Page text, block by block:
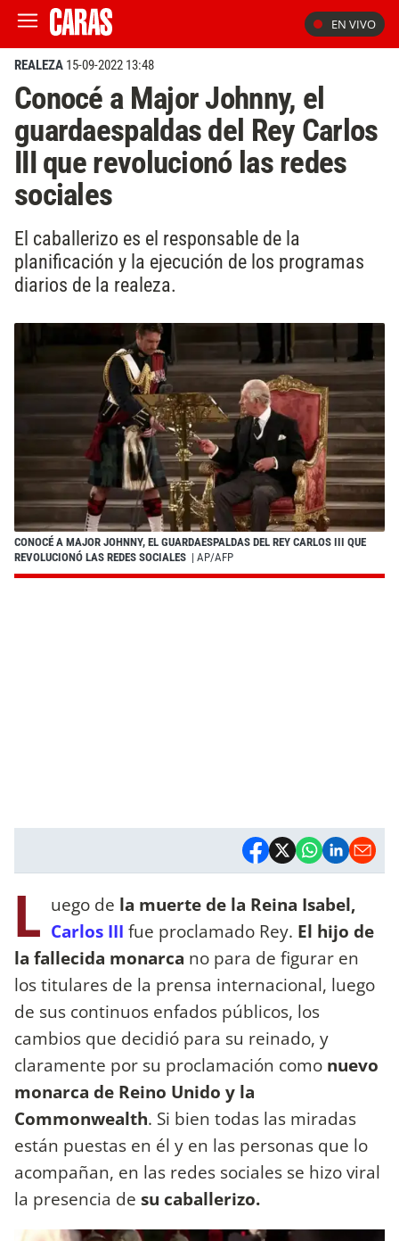
EN VIVO
REALEZA 15-09-2022 13:48
Conocé a Major Johnny, el
guardaespaldas del Rey Carlos
III que revolucionó las redes
sociales
El caballerizo es el responsable de la
planificación y la ejecución de los programas
diarios de la realeza.
CONOCÉ A MAJOR JOHNNY, EL GUARDAESPALDAS DEL REY CARLOS III QUE
REVOLUCIONÓ LAS REDES SOCIALES | AP/AFP
L uego de la muerte de la Reina Isabel,
Carlos III fue proclamado Rey. El hijo de
la fallecida monarca no para de figurar en
los titulares de la prensa internacional, luego
de sus continuos enfados públicos, los
cambios que decidió para su reinado, y
claramente por su proclamación como nuevo
monarca de Reino Unido y la
Commonwealth. Si bien todas las miradas
están puestas en él y en las personas que lo
acompañan, en las redes sociales se hizo viral
la presencia de su caballerizo.